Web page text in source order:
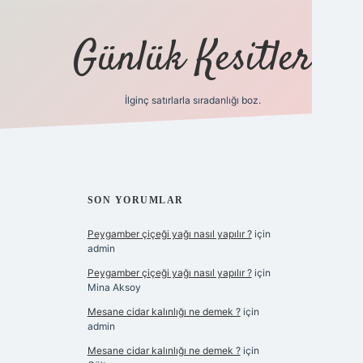
Günlük Kesitler
İlginç satırlarla sıradanlığı boz.
SIDEBAR
SON YORUMLAR
Peygamber çiçeği yağı nasıl yapılır ?için
admin
Peygamber çiçeği yağı nasıl yapılır ?için
Mina Aksoy
Mesane cidar kalınlığı ne demek ?için
admin
Mesane cidar kalınlığı ne demek ?için